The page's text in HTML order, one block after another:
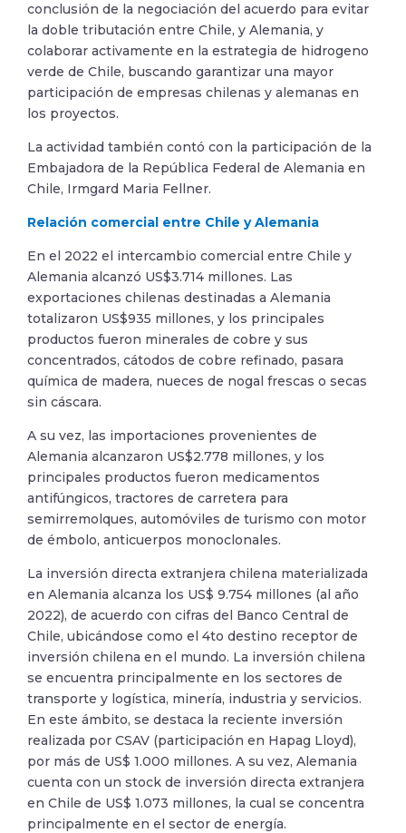
conclusión de la negociación del acuerdo para evitar
la doble tributación entre Chile, y Alemania, y
colaborar activamente en la estrategia de hidrogeno
verde de Chile, buscando garantizar una mayor
participación de empresas chilenas y alemanas en
los proyectos.
La actividad también contó con la participación de la
Embajadora de la República Federal de Alemania en
Chile, Irmgard Maria Fellner.
Relación comercial entre Chile y Alemania
En el 2022 el intercambio comercial entre Chile y
Alemania alcanzó US$3.714 millones. Las
exportaciones chilenas destinadas a Alemania
totalizaron US$935 millones, y los principales
productos fueron minerales de cobre y sus
concentrados, cátodos de cobre refinado, pasara
química de madera, nueces de nogal frescas o secas
sin cáscara.
A su vez, las importaciones provenientes de
Alemania alcanzaron US$2.778 millones, y los
principales productos fueron medicamentos
antifúngicos, tractores de carretera para
semirremolques, automóviles de turismo con motor
de émbolo, anticuerpos monoclonales.
La inversión directa extranjera chilena materializada
en Alemania alcanza los US$ 9.754 millones (al año
2022), de acuerdo con cifras del Banco Central de
Chile, ubicándose como el 4to destino receptor de
inversión chilena en el mundo. La inversión chilena
se encuentra principalmente en los sectores de
transporte y logística, minería, industria y servicios.
En este ámbito, se destaca la reciente inversión
realizada por CSAV (participación en Hapag Lloyd),
por más de US$ 1.000 millones. A su vez, Alemania
cuenta con un stock de inversión directa extranjera
en Chile de US$ 1.073 millones, la cual se concentra
principalmente en el sector de energía.